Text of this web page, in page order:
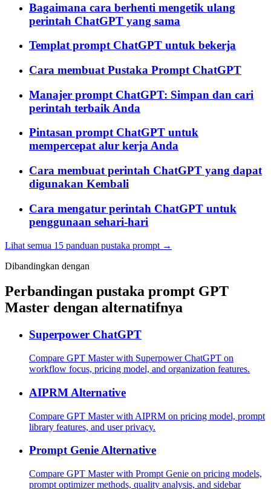
Bagaimana cara berhenti mengetik ulang
perintah ChatGPT yang sama
Templat prompt ChatGPT untuk bekerja
Cara membuat Pustaka Prompt ChatGPT
Manajer prompt ChatGPT: Simpan dan cari
perintah terbaik Anda
Pintasan prompt ChatGPT untuk
mempercepat alur kerja Anda
Cara membuat perintah ChatGPT yang dapat
digunakan Kembali
Cara mengatur perintah ChatGPT untuk
penggunaan sehari-hari
Lihat semua 15 panduan pustaka prompt →
Dibandingkan dengan
Perbandingan pustaka prompt GPT
Master dengan alternatifnya
Superpower ChatGPT
Compare GPT Master with Superpower ChatGPT on
workflow focus, pricing model, and organization features.
AIPRM Alternative
Compare GPT Master with AIPRM on pricing model, prompt
library features, and user privacy.
Prompt Genie Alternative
Compare GPT Master with Prompt Genie on pricing models,
prompt optimizer methods, quality analysis, and sidebar